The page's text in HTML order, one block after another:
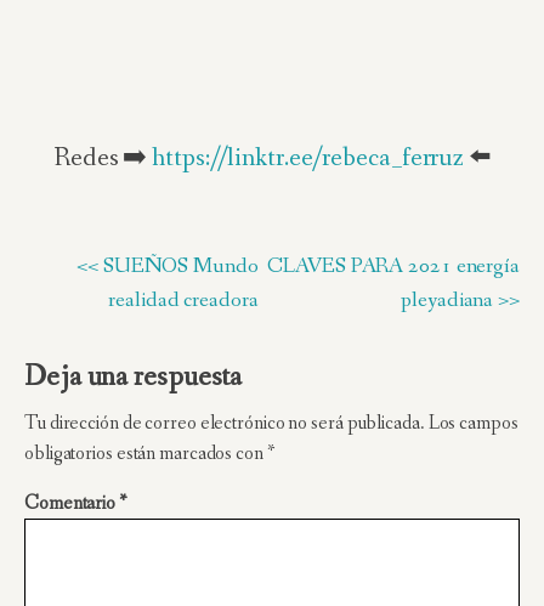
Redes ➡️https://linktr.ee/rebeca_ferruz ⬅️
<< SUEÑOS Mundo
realidad creadora
CLAVES PARA 2021 energía
pleyadiana >>
Deja una respuesta
Tu dirección de correo electrónico no será publicada.Los campos
obligatorios están marcados con*
Comentario*